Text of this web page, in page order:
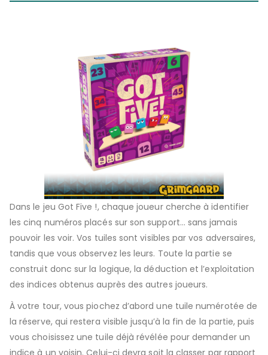
Dans le jeu Got Five !, chaque joueur cherche à identifier
les cinq numéros placés sur son support… sans jamais
pouvoir les voir. Vos tuiles sont visibles par vos adversaires,
tandis que vous observez les leurs. Toute la partie se
construit donc sur la logique, la déduction et l’exploitation
des indices obtenus auprès des autres joueurs.
À votre tour, vous piochez d’abord une tuile numérotée de
la réserve, qui restera visible jusqu’à la fin de la partie, puis
vous choisissez une tuile déjà révélée pour demander un